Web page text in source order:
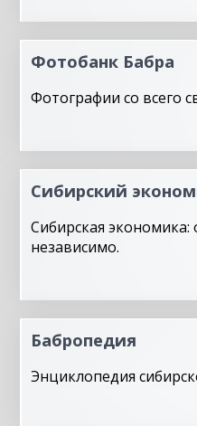
Фотобанк Бабра
Фотографии со всего
Сибирский
Сибирская экономика:
независимо.
Бабропедия
Энциклопедия